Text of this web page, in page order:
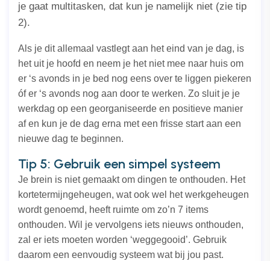
je gaat multitasken, dat kun je namelijk niet (zie tip
2).
Als je dit allemaal vastlegt aan het eind van je dag, is
het uit je hoofd en neem je het niet mee naar huis om
er ‘s avonds in je bed nog eens over te liggen piekeren
óf er ‘s avonds nog aan door te werken. Zo sluit je je
werkdag op een georganiseerde en positieve manier
af en kun je de dag erna met een frisse start aan een
nieuwe dag te beginnen.
Tip 5: Gebruik een simpel systeem
Je brein is niet gemaakt om dingen te onthouden. Het
kortetermijngeheugen, wat ook wel het werkgeheugen
wordt genoemd, heeft ruimte om zo’n 7 items
onthouden. Wil je vervolgens iets nieuws onthouden,
zal er iets moeten worden ‘weggegooid’. Gebruik
daarom een eenvoudig systeem wat bij jou past.